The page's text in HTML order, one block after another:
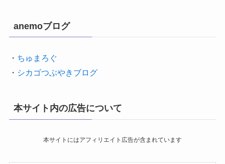
anemoブログ
・ ちゅまろぐ
・ シカゴつぶやきブログ
本サイト内の広告について
本サイトにはアフィリエイト広告が含まれています